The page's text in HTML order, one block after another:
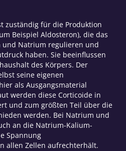
zuständig für die Produktion
Beispiel Aldosteron), die das
und Natrium regulieren und
haben. Sie beeinflussen
des Körpers. Der
seine eigenen
als Ausgangsmaterial
werden diese Corticoide in
und zum größten Teil über die
werden. Bei Natrium und
an die Natrium-Kalium-
Spannung
allen Zellen aufrechterhält.